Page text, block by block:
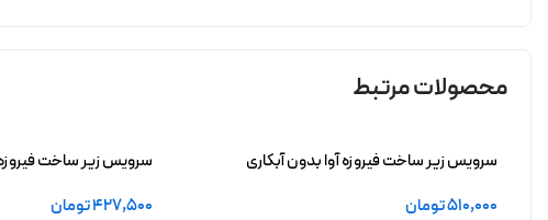
محصولات مرتبط
سرویس زیر ساخت فیروزه آوا بدون آبکاری
510,000تومان
سرویس زیر ساخت
427,500تومان